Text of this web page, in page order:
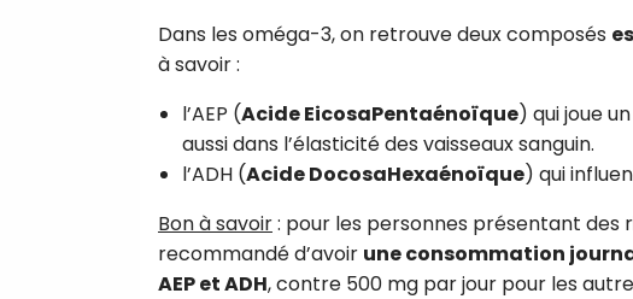
Dans les oméga-3, on retrouve deux composés
à savoir :
l’AEP (Acide EicosaPentaénoïque) qui joue
aussi dans l’élasticité des vaisseaux sanguin.
l’ADH (Acide DocosaHexaénoïque) qui
Bon à savoir: pour les personnes présentant des
recommandé d’avoir une consommation
AEP et ADH, contre 500 mg par jour pour les